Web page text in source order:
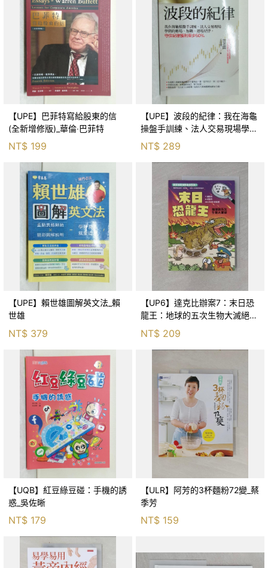
【UPE】巴菲特寫給股東的信
(全新增修版)_華倫‧巴菲特
NT$ 199
【UPE】波段的紀律：我在海龜
操盤手訓練、法人交易現場學到
的進場、加碼、退場紀律，守住
紀律獲利至少50％_雷老闆
NT$ 289
【UPE】賴世雄圖解英文法_賴
世雄
NT$ 379
【UP6】達克比辦案7：末日恐
龍王：地球的五次生物大滅絕_
胡妙芬
NT$ 209
【UQB】紅豆綠豆碰：手機的誘
惑_吳佐晰
NT$ 179
【ULR】阿芳的3杯麵粉72變_蔡
季芳
NT$ 159